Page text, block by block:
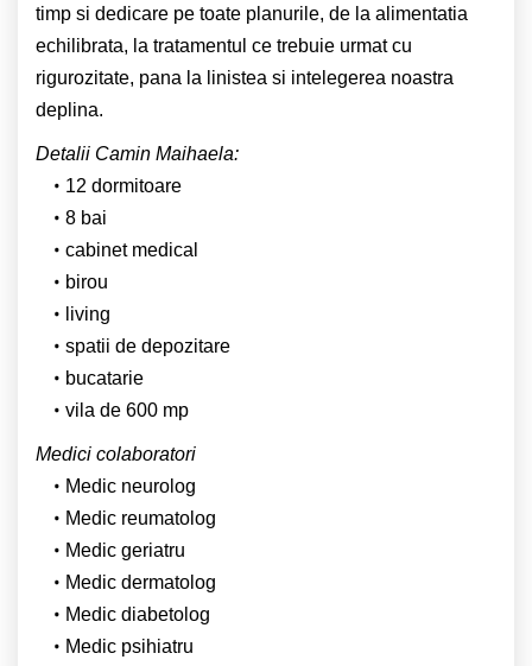
timp si dedicare pe toate planurile, de la alimentatia
echilibrata, la tratamentul ce trebuie urmat cu
rigurozitate, pana la linistea si intelegerea noastra
deplina.
Detalii Camin Maihaela:
12 dormitoare
8 bai
cabinet medical
birou
living
spatii de depozitare
bucatarie
vila de 600 mp
Medici colaboratori
Medic neurolog
Medic reumatolog
Medic geriatru
Medic dermatolog
Medic diabetolog
Medic psihiatru